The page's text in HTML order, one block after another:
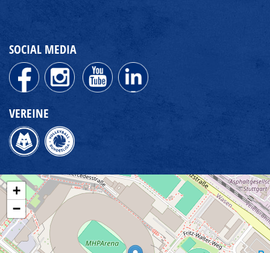
SOCIAL MEDIA
VEREINE
+
−